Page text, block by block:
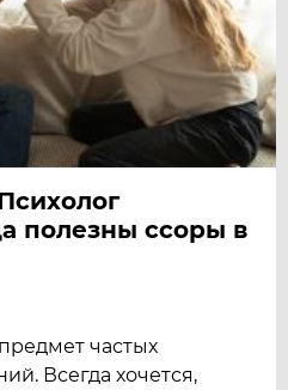
полезны ссоры в
частых
Всегда хочется,